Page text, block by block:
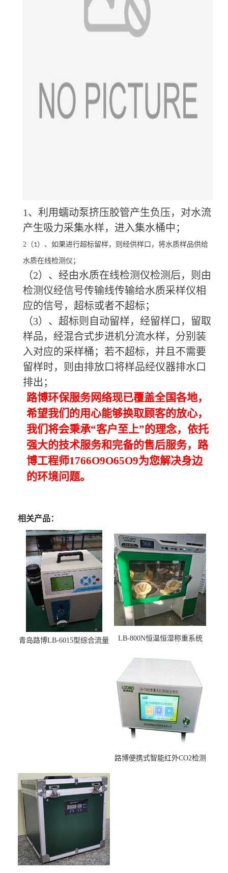
1、利用蠕动泵挤压胶管产生负压，对水流
产生吸力采集水样，进入集水桶中；
2（1）、如果进行超标留样，则经供样口，将水质样品供给
水质在线检测仪；
（2）、经由水质在线检测仪检测后，则由
检测仪经信号传输线传输给水质采样仪相
应的信号，超标或者不超标；
（3）、超标则自动留样，经留样口，留取
样品，经混合式步进机分流水样，分别装
入对应的采样桶；若不超标，并且不需要
留样时，则由排放口将样品经仪器排水口
排出；
路博环保服务网络现已覆盖全国各地，
希望我们的用心能够换取顾客的放心，
我们将会秉承“客户至上”的理念，依托
强大的技术服务和完备的售后服务，路
博工程师1766O9O65O9为您解决身边
的环境问题。
相关产品：
青岛路博LB-6015型综合流量
LB-800N恒温恒湿称重系统
路博便携式智能红外CO2检测